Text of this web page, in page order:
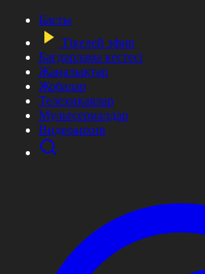
Басты
Тікелей эфир
Бағдарлама кестесі
Жаңалықтар
Жобалар
Телехикаялар
Мультсериалдар
Видеоархив